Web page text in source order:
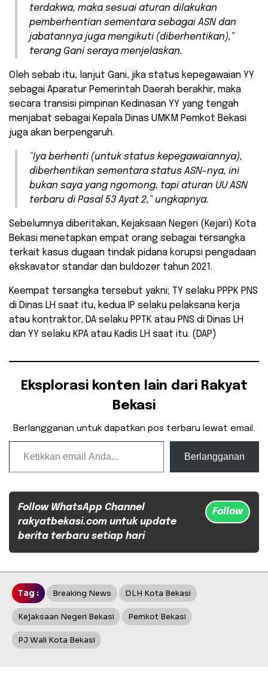
terdakwa, maka sesuai aturan dilakukan
pemberhentian sementara sebagai ASN dan
jabatannya juga mengikuti (diberhentikan),”
terang Gani seraya menjelaskan.
Oleh sebab itu, lanjut Gani, jika status kepegawaian YY
sebagai Aparatur Pemerintah Daerah berakhir, maka
secara transisi pimpinan Kedinasan YY yang tengah
menjabat sebagai Kepala Dinas UMKM Pemkot Bekasi
juga akan berpengaruh.
“Iya berhenti (untuk status kepegawaiannya),
diberhentikan sementara status ASN-nya, ini
bukan saya yang ngomong, tapi aturan UU ASN
terbaru di Pasal 53 Ayat 2,” ungkapnya.
Sebelumnya diberitakan, Kejaksaan Negeri (Kejari) Kota
Bekasi menetapkan empat orang sebagai tersangka
terkait kasus dugaan tindak pidana korupsi pengadaan
ekskavator standar dan buldozer tahun 2021.
Keempat tersangka tersebut yakni; TY selaku PPPK PNS
di Dinas LH saat itu, kedua IP selaku pelaksana kerja
atau kontraktor, DA selaku PPTK atau PNS di Dinas LH
dan YY selaku KPA atau Kadis LH saat itu. (DAP)
Eksplorasi konten lain dari Rakyat
Bekasi
Berlangganan untuk dapatkan pos terbaru lewat email.
Ketikkan email Anda...
Berlangganan
Follow WhatsApp Channel
rakyatbekasi.com untuk update
berita terbaru setiap hari
Follow
Tag : Breaking News DLH Kota Bekasi
Kejaksaan Negeri Bekasi Pemkot Bekasi
PJ Wali Kota Bekasi